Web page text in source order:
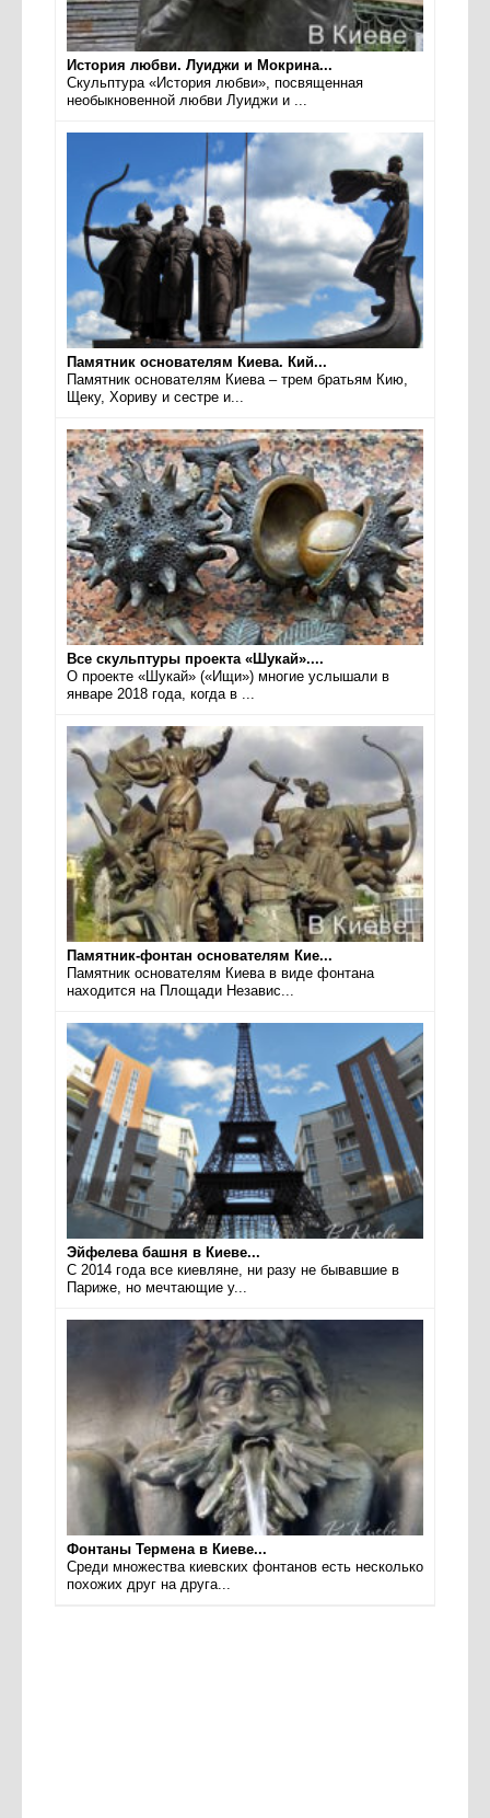
История любви. Луиджи и Мокрина...
Скульптура «История любви», посвященная
необыкновенной любви Луиджи и ...
Памятник основателям Киева. Кий...
Памятник основателям Киева – трем братьям Кию,
Щеку, Хориву и сестре и...
Все скульптуры проекта «Шукай»....
О проекте «Шукай» («Ищи») многие услышали в
январе 2018 года, когда в ...
Памятник-фонтан основателям Кие...
Памятник основателям Киева в виде фонтана
находится на Площади Независ...
Эйфелева башня в Киеве...
С 2014 года все киевляне, ни разу не бывавшие в
Париже, но мечтающие у...
Фонтаны Термена в Киеве...
Среди множества киевских фонтанов есть несколько
похожих друг на друга...